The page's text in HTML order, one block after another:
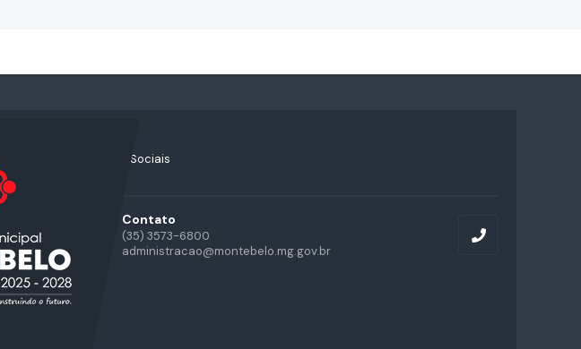
nossas Redes Sociais
Contato
(35) 3573-6800
administracao@montebelo.mg.gov.br